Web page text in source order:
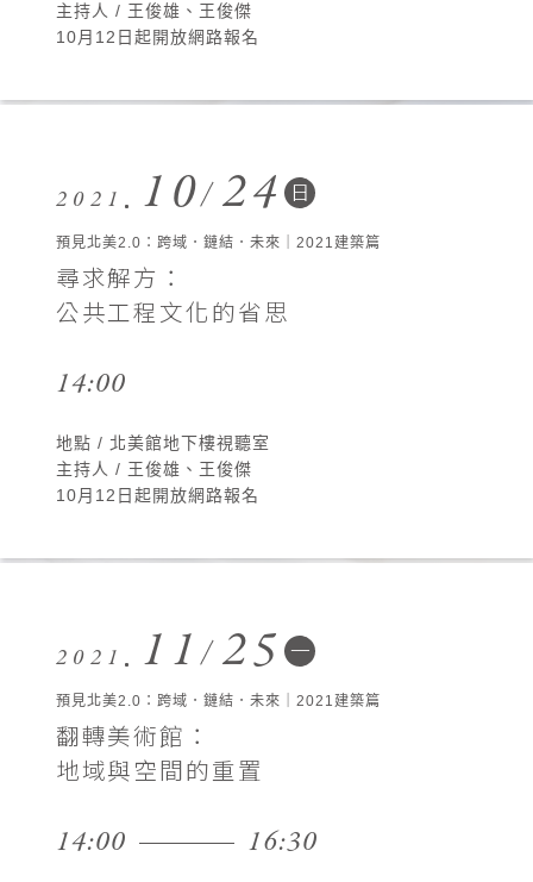
主持人 / 王俊雄、王俊傑
10月12日起開放網路報名
2021 10 24 日
預見北美2.0：跨域．鏈結．未來｜2021建築篇
尋求解方：
公共工程文化的省思
14:00
地點 / 北美館地下樓視聽室
主持人 / 王俊雄、王俊傑
10月12日起開放網路報名
2021 11 25 一
預見北美2.0：跨域．鏈結．未來｜2021建築篇
翻轉美術館：
地域與空間的重置
14:00 16:30